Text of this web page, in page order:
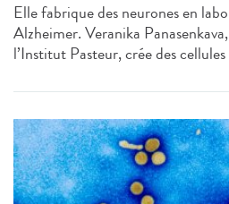
Elle fabrique des neurones en
Alzheimer. Veranika
l’Institut Pasteur, crée des